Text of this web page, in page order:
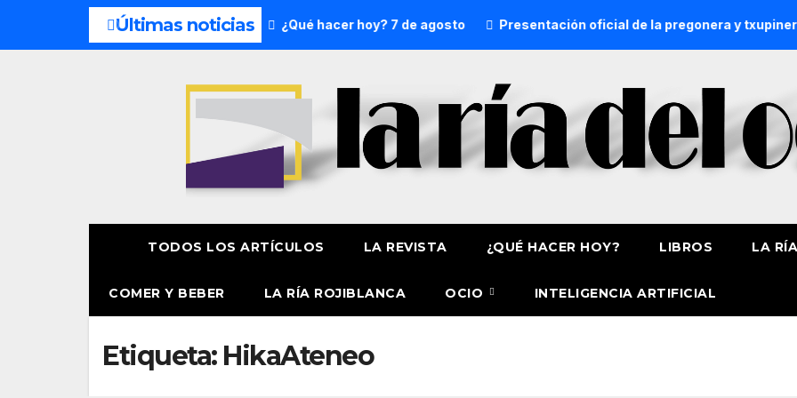
Últimas noticias
del fin de semana: 8 y 9 de agosto ¿Qué hacer hoy? 7 de agosto Presentación oficial de la pregonera y txupinera
TODOS LOS ARTÍCULOS LA REVISTA ¿QUÉ HACER HOY? LIBROS LA
COMER Y BEBER LA RÍA ROJIBLANCA OCIO INTELIGENCIA ARTIFICIAL
Etiqueta: HikaAteneo